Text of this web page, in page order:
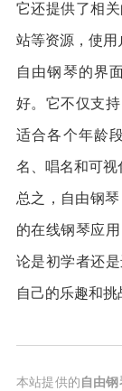
它还提供了相
站等资源，使用
自由钢琴的界
好。它不仅支
适合各个年龄
名、唱名和可视
总之，自由钢
的在线钢琴应
论是初学者还
自己的乐趣和挑
本站提供的 自由